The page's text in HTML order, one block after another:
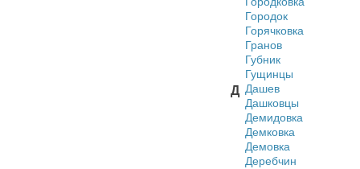
Городок
Горячковка
Гранов
Губник
Гущинцы
Д Дашев
Дашковцы
Демидовка
Демковка
Демовка
Деребчин